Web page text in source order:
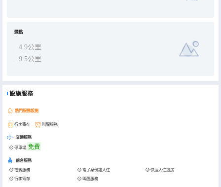
景點
4.9公里
9.5公里
設施服務
熱門服務設施
行李寄存 叫醒服務
交通服務
停車場 免費
前台服務
禮賓服務 電子身份證入住
快速入住退房
行李寄存
叫醒服務